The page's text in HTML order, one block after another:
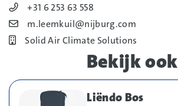
Blog_field_Telefoonnummer
+31 6 253 63 558
Blog_field_E-mail
m.leemkuil@nijburg.com
BedrijfSolid Air Climate Solutions
Bekijk ook
Liëndo Bos